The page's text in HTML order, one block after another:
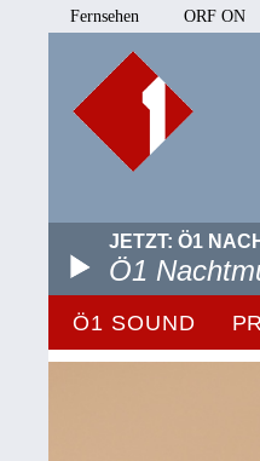
Fernsehen ORF ON
JETZT: Ö1
Ö1
Ö1 SOUND